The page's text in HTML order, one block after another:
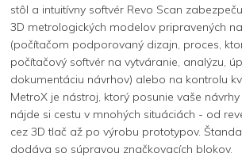
stôl a intuitívny softvér Revo Scan
3D metrologických modelov pripravených
(počítačom podporovaný dizajn, proces,
počítačový softvér na vytváranie, analýzu,
dokumentáciu návrhov) alebo na kontrolu
MetroX je nástroj, ktorý posunie vaše
nájde si cestu v mnohých situáciách - od
cez 3D tlač až po výrobu prototypov.
dodáva so súpravou značkovacích blokov.